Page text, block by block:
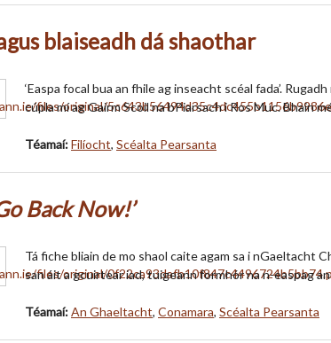
blaiseadh dá shaothar
‘Easpa focal bua an fhile ag inseacht scéal fada’.
cúpla mí ag Gairm Scoil na bPiarsach i Ros Muc. Bhain
Téamaí:Filíocht, Scéalta Pearsanta
Back Now!’
Tá fiche bliain de mo shaol caite agam sa i nGaeltacht
san áit a gcuirtear iad, tuigeann formhór na n-easpag
Téamaí:An Ghaeltacht, Conamara, Scéalta Pearsanta